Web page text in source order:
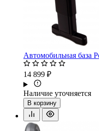
Автомобильная база
14 899 ₽
Наличие уточняется
В корзину